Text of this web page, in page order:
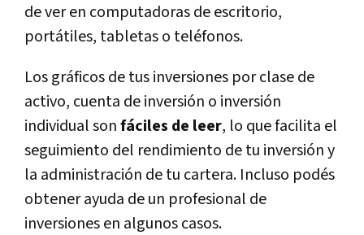
de ver en computadoras de escritorio,
portátiles, tabletas o teléfonos.
Los gráficos de tus inversiones por clase de
activo, cuenta de inversión o inversión
individual sonfáciles de leer, lo que facilita el
seguimiento del rendimiento de tu inversión y
la administración de tu cartera. Incluso podés
obtener ayuda de un profesional de
inversiones en algunos casos.